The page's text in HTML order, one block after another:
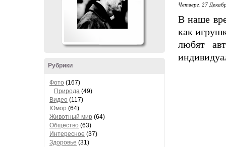
Рубрики
Фото (167)
Природа (49)
Видео (117)
Юмор (64)
Животный мир (64)
Общество (63)
Интересное (37)
Здоровье (31)
Четверг, 27
В наше
как
любят